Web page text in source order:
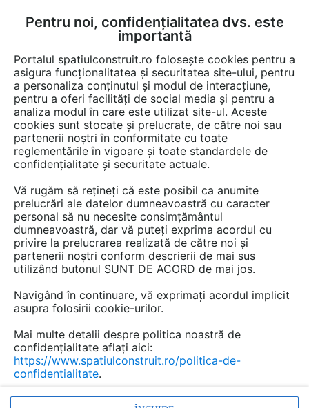
FĂ-ȚI CONT LOGIN
CUM SE FACE
Afla totul despre "Fose
septice"
4 GAME DE PRODUSE RESTRANGE
Pentru noi, confidențialitatea dvs. este
importantă
Portalul spatiulconstruit.ro folosește cookies pentru a
asigura funcționalitatea și securitatea site-ului, pentru
a personaliza conținutul și modul de interacțiune,
pentru a oferi facilități de social media și pentru a
analiza modul în care este utilizat site-ul. Aceste
cookies sunt stocate și prelucrate, de către noi sau
partenerii noștri în conformitate cu toate
reglementările în vigoare și toate standardele de
confidențialitate și securitate actuale.
Vă rugăm să rețineți că este posibil ca anumite
prelucrări ale datelor dumneavoastră cu caracter
personal să nu necesite consimțământul
dumneavoastră, dar vă puteți exprima acordul cu
privire la prelucrarea realizată de către noi și
partenerii noștri conform descrierii de mai sus
utilizând butonul SUNT DE ACORD de mai jos.
Navigând în continuare, vă exprimați acordul implicit
asupra folosirii cookie-urilor.
Mai multe detalii despre politica noastră de
confidențialitate aflați aici:
https://www.spatiulconstruit.ro/politica-de-
confidentialitate.